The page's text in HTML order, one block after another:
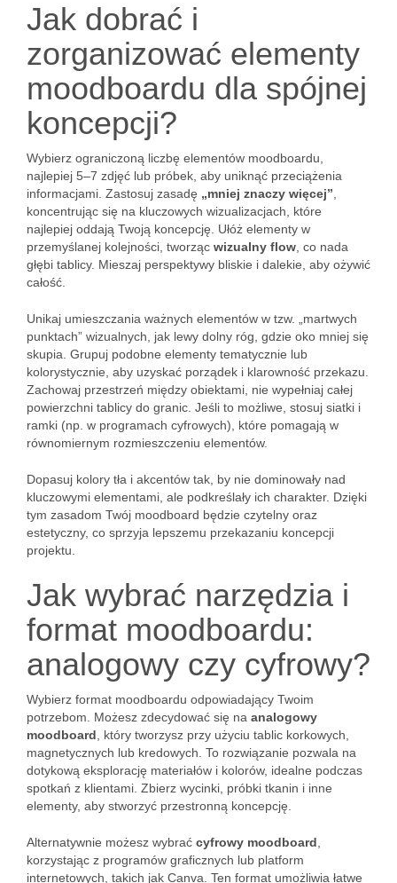
Jak dobrać i
zorganizować elementy
moodboardu dla spójnej
koncepcji?
Wybierz ograniczoną liczbę elementów moodboardu,
najlepiej 5–7 zdjęć lub próbek, aby uniknąć przeciążenia
informacjami. Zastosuj zasadę „mniej znaczy więcej”
koncentrując się na kluczowych wizualizacjach, które
najlepiej oddają Twoją koncepcję. Ułóż elementy w
przemyślanej kolejności, tworząc wizualny flow , co nada
głębi tablicy. Mieszaj perspektywy bliskie i dalekie, aby ożywić
całość.
Unikaj umieszczania ważnych elementów w tzw. „martwych
punktach” wizualnych, jak lewy dolny róg, gdzie oko mniej się
skupia. Grupuj podobne elementy tematycznie lub
kolorystycznie, aby uzyskać porządek i klarowność przekazu.
Zachowaj przestrzeń między obiektami, nie wypełniaj całej
powierzchni tablicy do granic. Jeśli to możliwe, stosuj siatki i
ramki (np. w programach cyfrowych), które pomagają w
równomiernym rozmieszczeniu elementów.
Dopasuj kolory tła i akcentów tak, by nie dominowały nad
kluczowymi elementami, ale podkreślały ich charakter. Dzięki
tym zasadom Twój moodboard będzie czytelny oraz
estetyczny, co sprzyja lepszemu przekazaniu koncepcji
projektu.
Jak wybrać narzędzia i
format moodboardu:
analogowy czy cyfrowy?
Wybierz format moodboardu odpowiadający Twoim
potrzebom. Możesz zdecydować się na analogowy
moodboard , który tworzysz przy użyciu tablic korkowych,
magnetycznych lub kredowych. To rozwiązanie pozwala na
dotykową eksplorację materiałów i kolorów, idealne podczas
spotkań z klientami. Zbierz wycinki, próbki tkanin i inne
elementy, aby stworzyć przestronną koncepcję.
Alternatywnie możesz wybrać cyfrowy moodboard
korzystając z programów graficznych lub platform
internetowych, takich jak Canva. Ten format umożliwia łatwe